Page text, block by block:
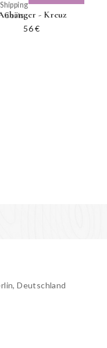
- Kreuz
56€
Shipping
Costs
Deutschland